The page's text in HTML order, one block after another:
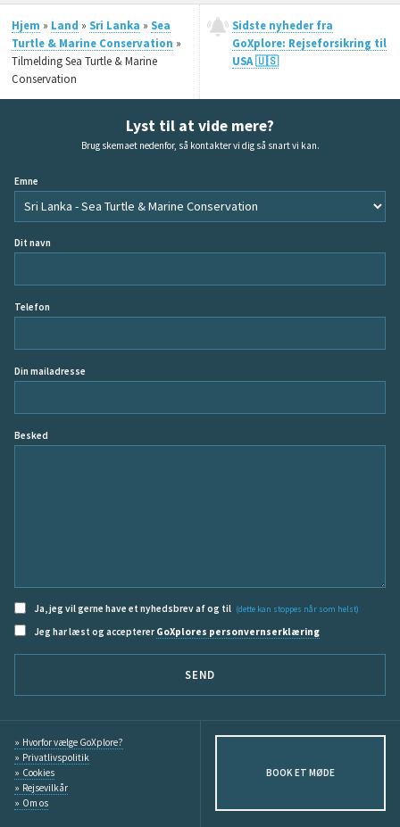
Hjem » Land » Sri Lanka » Sea
Turtle & Marine Conservation »
Tilmelding Sea Turtle & Marine
Conservation
Sidste nyheder fra
GoXplore: Rejseforsikring til
USA 🇺🇸
Lyst til at vide mere?
Brug skemaet nedenfor, så kontakter vi dig så snart vi kan.
Emne
Dit navn
Telefon
Din mailadresse
Besked
Ja, jeg vil gerne have et nyhedsbrev af og til (dette kan stoppes når som helst)
Jeg har læst og accepterer GoXplores personvernserklæring
SEND
Hvorfor vælge GoXplore?
Privatlivspolitik
Cookies
Rejsevilkår
Om os
BOOK ET MØDE